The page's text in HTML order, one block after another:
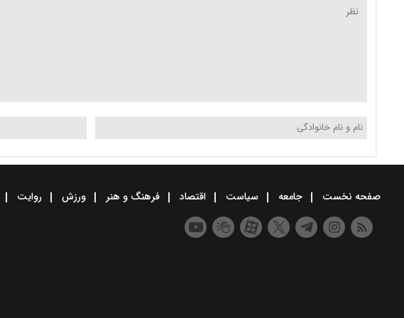
صفحه نخست جامعه سیاست اقتصاد فرهنگ و هنر ورزش روایت